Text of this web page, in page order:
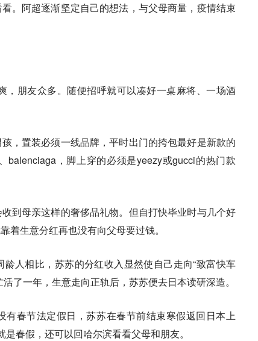
。阿超逐渐坚定自己的想法，与父母商量，疫情结束
，朋友众多。随便招呼就可以凑好一桌麻将、一场酒
，置装必须一线品牌，平时出门的挎包最好是新款的
balenciaga，脚上穿的必须是yeezy或gucci的热门款
到母亲这样的奢侈品礼物。但自打快毕业时与几个好
着生意分红再也没有向父母要过钱。
人相比，苏苏的分红收入显然使自己走向“致富快车
了一年，生意走向正轨后，苏苏便去日本读研深造。
春节法定假日，苏苏在春节前结束寒假返回日本上
春假，还可以回哈尔滨看看父母和朋友。